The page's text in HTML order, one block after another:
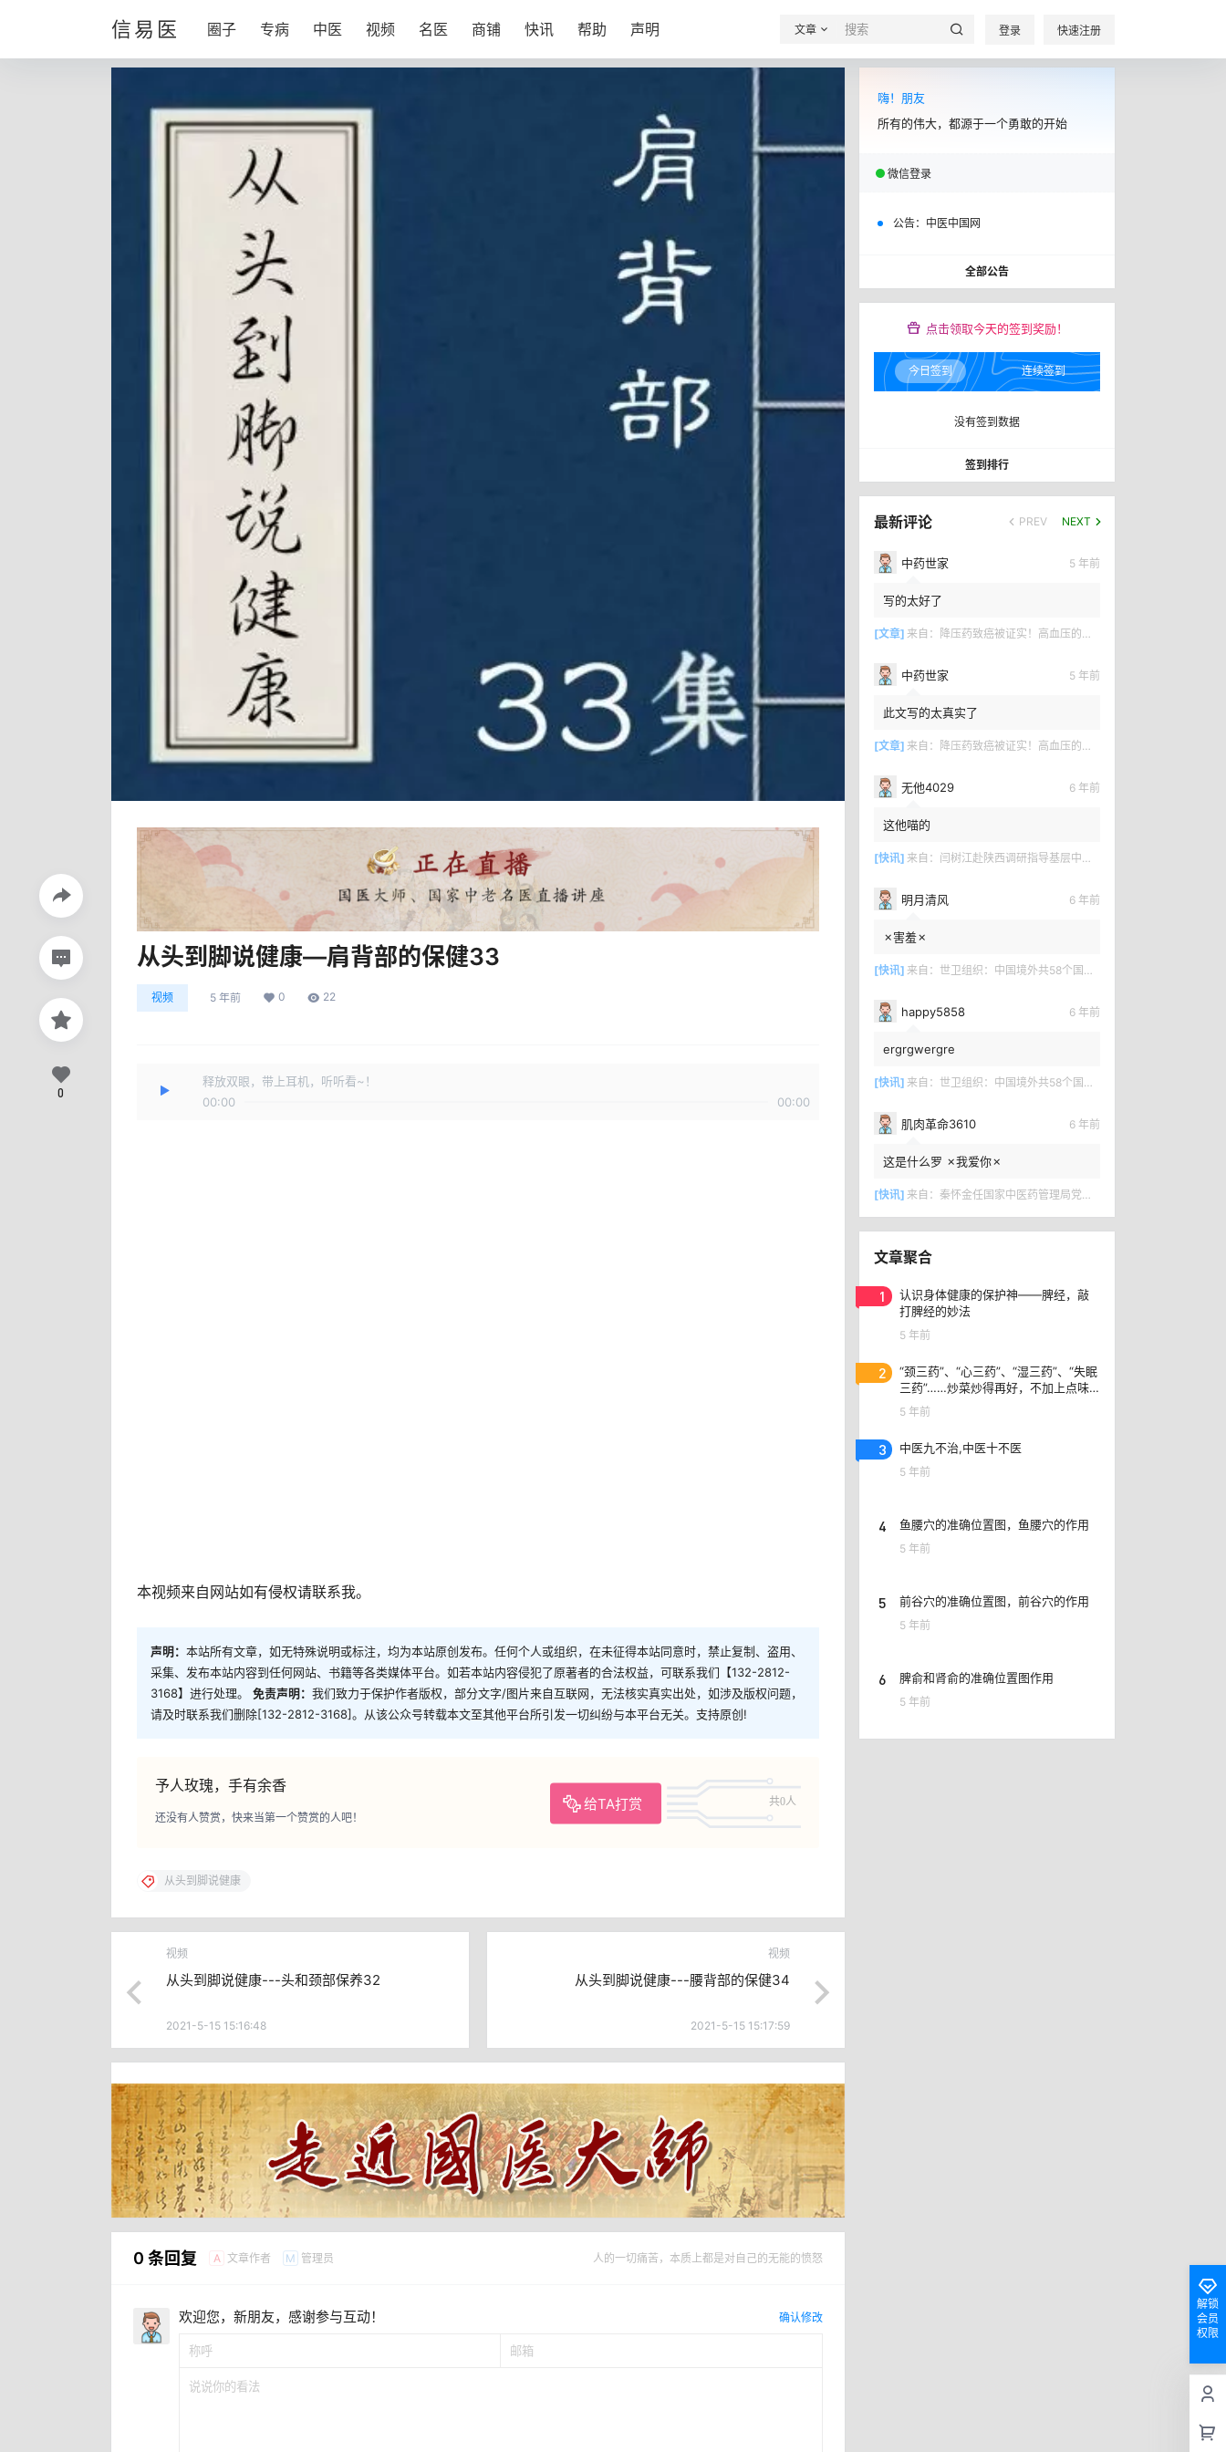
信易医 圈子 专病 中医 视频 名医 商铺 快讯 帮助 声明 文章 登录 快速注册
从头到脚说健康—肩背部的保健33
视频 5 年前 0 22
释放双眼，带上耳机，听听看~！
00:00
00:00
本视频来自网站如有侵权请联系我。
声明： 本站所有文章，如无特殊说明或标注，均为本站原创发布。任何个人或组织，在未征得本站同意时，禁止复制、盗用、
采集、发布本站内容到任何网站、书籍等各类媒体平台。如若本站内容侵犯了原著者的合法权益，可联系我们【132-2812-
3168】进行处理。 免责声明： 我们致力于保护作者版权，部分文字/图片来自互联网，无法核实真实出处，如涉及版权问题，
请及时联系我们删除[132-2812-3168]。从该公众号转载本文至其他平台所引发一切纠纷与本平台无关。支持原创!
予人玫瑰，手有余香
给TA打赏 共0人
还没有人赞赏，快来当第一个赞赏的人吧！
0
从头到脚说健康
视频
从头到脚说健康---头和颈部保养32
2021-5-15 15:16:48
视频
从头到脚说健康---腰背部的保健34
2021-5-15 15:17:59
0 条回复 A 文章作者 M 管理员 人的一切痛苦，本质上都是对自己的无能的愤怒
欢迎您，新朋友，感谢参与互动！ 确认修改
嗨！朋友
所有的伟大，都源于一个勇敢的开始
微信登录
公告： 中医中国网
全部公告
点击领取今天的签到奖励！
今日签到 连续签到
没有签到数据
签到排行
最新评论 PREV NEXT
中药世家 5 年前
写的太好了
[文章] 来自： 降压药致癌被证实！高血压的百年骗局何时终结？
中药世家 5 年前
此文写的太真实了
[文章] 来自： 降压药致癌被证实！高血压的百年骗局何时终结？
无他4029 6 年前
这他喵的
[快讯] 来自： 闫树江赴陕西调研指导基层中医药工作
明月清风 6 年前
✗害羞✗
[快讯] 来自： 世卫组织：中国境外共58个国家确诊新冠肺炎7169例
happy5858 6 年前
ergrgwergre
[快讯] 来自： 世卫组织：中国境外共58个国家确诊新冠肺炎7169例
肌肉革命3610 6 年前
这是什么罗 ✗我爱你✗
[快讯] 来自： 秦怀金任国家中医药管理局党组成员、副局长
文章聚合
1
认识身体健康的保护神——脾经，敲
打脾经的妙法
5 年前
2
“颈三药”、​“心三药”、“湿三药”、“失眠
三药”……炒菜炒得再好，不加上点味
精味道就是不一样
5 年前
3 中医九不治,中医十不医
5 年前
4 鱼腰穴的准确位置图，鱼腰穴的作用
5 年前
5 前谷穴的准确位置图，前谷穴的作用
5 年前
6 脾俞和肾俞的准确位置图作用
5 年前
解锁
会员
权限